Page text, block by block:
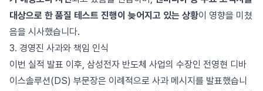
대상으로 한 품질 테스트 진행이 늦어지고 있는 상황이 영향을 미쳤
음을 시사했습니다.
3. 경영진 사과와 책임 인식
이번 실적 발표 이후, 삼성전자 반도체 사업의 수장인 전영현 디바
이스솔루션(DS) 부문장은 이례적으로 사과 메시지를 발표했습니